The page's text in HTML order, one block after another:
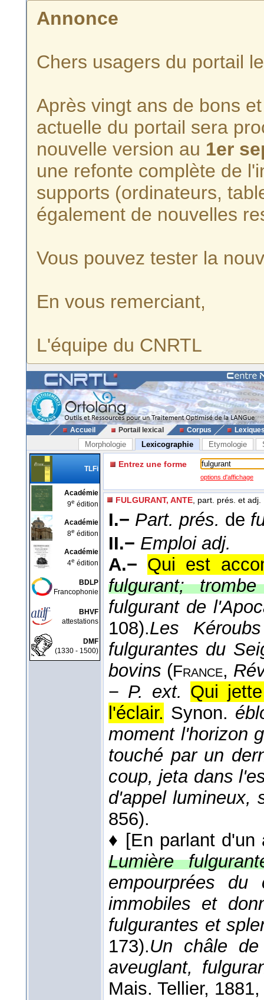
Annonce
Chers usagers du portail
Après vingt ans de bons
actuelle du portail sera
nouvelle version au 1er
une refonte complète de
supports (ordinateurs,
également de nouvelles
Vous pouvez tester la
En vous remerciant,
L'équipe du CNRTL
Accueil Portail lexical Corpus
Morphologie Lexicographie Etymologie
TLFi
Académie
9e édition
Académie
8e édition
Académie
4e édition
BDLP
Francophonie
BHVF
attestations
DMF
(1330 - 1500)
Entrez une forme
options d'affichage
FULGURANT, ANTE , part. prés. et adj.
I.− Part. prés. de
II.− Emploi adj.
A.− Qui est
fulgurant;
fulgurant de
108).Les
fulgurantes du
bovins (France,
− P. ext. Qui
l'éclair. Synon.
moment l'horizon
touché par un
coup, jeta dans
d'appel lumineux,
856).
♦ [En parlant d'un
Lumière
empourprées
immobiles et
fulgurantes et
173).Un châle
aveuglant,
Mais. Tellier, 1881